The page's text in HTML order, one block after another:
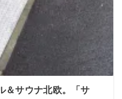
＆サウナ北欧。「サ